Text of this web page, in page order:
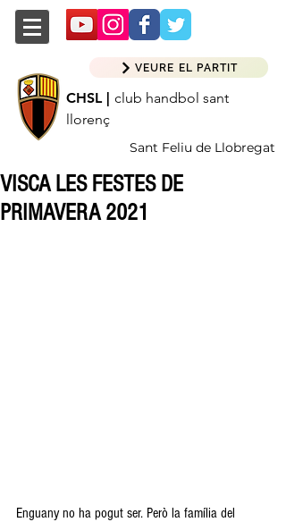
CHSL | club handbol sant
llorenç
Sant Feliu de Llobregat
VEURE EL PARTIT
VISCA LES FESTES DE
PRIMAVERA 2021
Enguany no ha pogut ser. Però la família del